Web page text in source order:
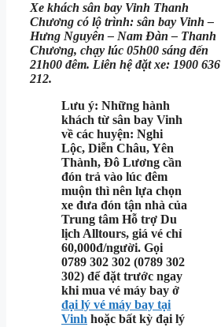
Xe khách sân bay Vinh Thanh
Chương có lộ trình: sân bay Vinh –
Hưng Nguyên – Nam Đàn – Thanh
Chương, chạy lúc 05h00 sáng đến
21h00 đêm. Liên hệ đặt xe: 1900 636
212.
Lưu ý: Những hành
khách từ sân bay Vinh
về các huyện: Nghi
Lộc, Diễn Châu, Yên
Thành, Đô Lương cần
đón trả vào lúc đêm
muộn thì nên lựa chọn
xe đưa đón tận nhà của
Trung tâm Hỗ trợ Du
lịch Alltours, giá vé chỉ
60,000đ/người. Gọi
0789 302 302 (0789 302
302) để đặt trước ngay
khi mua vé máy bay ở
đại lý vé máy bay tại
Vinh hoặc bất kỳ đại lý